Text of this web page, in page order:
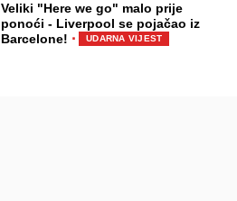
Veliki "Here we go" malo prije
ponoći - Liverpool se pojačao iz
Barcelone! · UDARNA VIJEST